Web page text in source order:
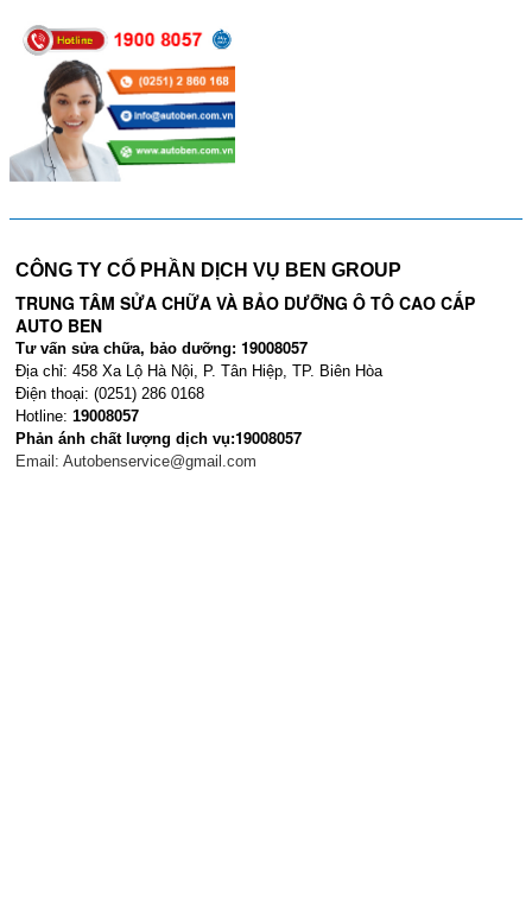
CÔNG TY CỔ PHẦN DỊCH VỤ BEN GROUP
TRUNG TÂM SỬA CHỮA VÀ BẢO DƯỠNG Ô TÔ CAO CẤP
AUTO BEN
Tư vấn sửa chữa, bảo dưỡng: 19008057
Địa chỉ: 458 Xa Lộ Hà Nội, P. Tân Hiệp, TP. Biên Hòa
Điện thoại: (0251) 286 0168
Hotline: 19008057
Phản ánh chất lượng dịch vụ:19008057
Email: Autobenservice@gmail.com